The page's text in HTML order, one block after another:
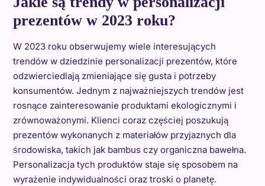
prezentów w 2023 roku?
W 2023 roku obserwujemy wiele interesujących
trendów w dziedzinie personalizacji prezentów, które
odzwierciedlają zmieniające się gusta i potrzeby
konsumentów. Jednym z najważniejszych trendów jest
rosnące zainteresowanie produktami ekologicznymi i
zrównoważonymi. Klienci coraz częściej poszukują
prezentów wykonanych z materiałów przyjaznych dla
środowiska, takich jak bambus czy organiczna bawełna.
Personalizacja tych produktów staje się sposobem na
wyrażenie indywidualności oraz troski o planetę.